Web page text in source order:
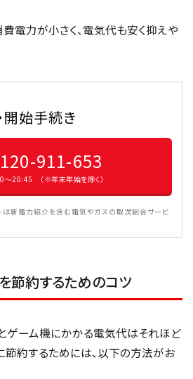
電力が小さく、電気代も安く抑えや
開始手続き
911-653
〜20:45 （※年末年始を除く）
新電力紹介を含む電気やガスの取次総合サービ
節約するためのコツ
ゲーム機にかかる電気代はそれほど
節約するためには、以下の方法がお